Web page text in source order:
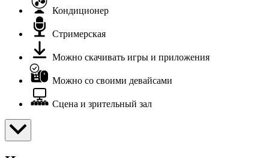
Кондиционер
Стримерская
Можно скачивать игры и приложения
Можно со своими девайсами
Сцена и зрительный зал